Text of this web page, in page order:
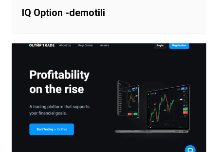
IQ Option -demotili